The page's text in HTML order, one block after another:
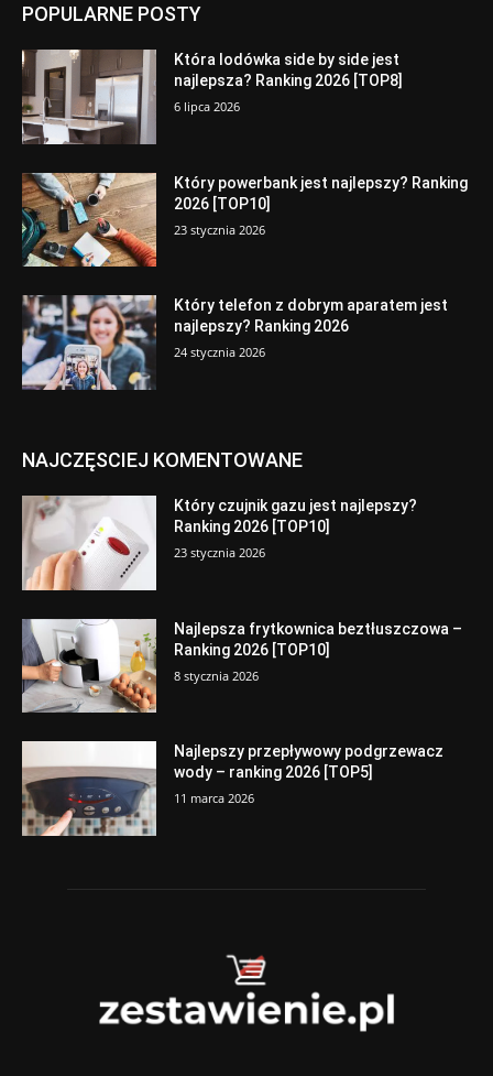
POPULARNE POSTY
Która lodówka side by side jest
najlepsza? Ranking 2026 [TOP8]
6 lipca 2026
Który powerbank jest najlepszy? Ranking
2026 [TOP10]
23 stycznia 2026
Który telefon z dobrym aparatem jest
najlepszy? Ranking 2026
24 stycznia 2026
NAJCZĘSCIEJ KOMENTOWANE
Który czujnik gazu jest najlepszy?
Ranking 2026 [TOP10]
23 stycznia 2026
Najlepsza frytkownica beztłuszczowa –
Ranking 2026 [TOP10]
8 stycznia 2026
Najlepszy przepływowy podgrzewacz
wody – ranking 2026 [TOP5]
11 marca 2026